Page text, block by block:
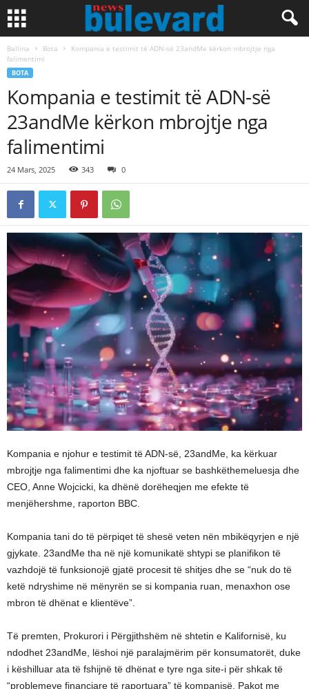
Ballina Bota
​Kompania e testimit të ADN-së 23andMe kërkon mbrojtje nga
falimentimi
BOTA
​Kompania e testimit të ADN-së
23andMe kërkon mbrojtje nga
falimentimi
24 Mars, 2025 343 0
Kompania e njohur e testimit të ADN-së, 23andMe, ka kërkuar
mbrojtje nga falimentimi dhe ka njoftuar se bashkëthemeluesja dhe
CEO, Anne Wojcicki, ka dhënë dorëheqjen me efekte të
menjëhershme, raporton BBC.
Kompania tani do të përpiqet të shesë veten nën mbikëqyrjen e një
gjykate. 23andMe tha në një komunikatë shtypi se planifikon të
vazhdojë të funksionojë gjatë procesit të shitjes dhe se “nuk do të
ketë ndryshime në mënyrën se si kompania ruan, menaxhon ose
mbron të dhënat e klientëve”.
Të premten, Prokurori i Përgjithshëm në shtetin e Kalifornisë, ku
ndodhet 23andMe, lëshoi një paralajmërim për konsumatorët, duke
i këshilluar ata të fshijnë të dhënat e tyre nga site-i për shkak të
“problemeve financiare të raportuara” të kompanisë. Pakot me